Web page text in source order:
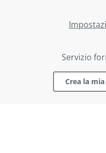
Servizio
Crea la